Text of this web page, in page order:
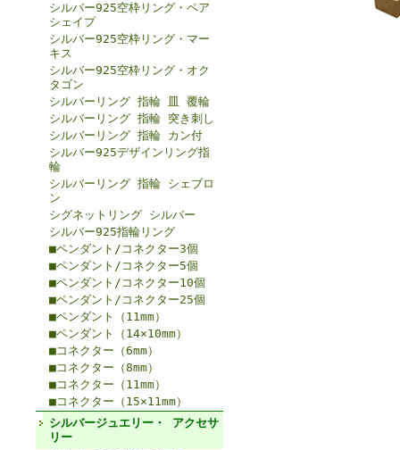
シルバー925空枠リング・ペア
シェイプ
シルバー925空枠リング・マー
キス
シルバー925空枠リング・オク
タゴン
シルバーリング 指輪 皿 覆輪
シルバーリング 指輪 突き刺し
シルバーリング 指輪 カン付
シルバー925デザインリング指
輪
シルバーリング 指輪 シェブロ
ン
シグネットリング シルバー
シルバー925指輪リング
■ペンダント/コネクター3個
■ペンダント/コネクター5個
■ペンダント/コネクター10個
■ペンダント/コネクター25個
■ペンダント（11mm）
■ペンダント（14×10mm）
■コネクター（6mm）
■コネクター（8mm）
■コネクター（11mm）
■コネクター（15×11mm）
シルバージュエリー・ アクセサ
リー